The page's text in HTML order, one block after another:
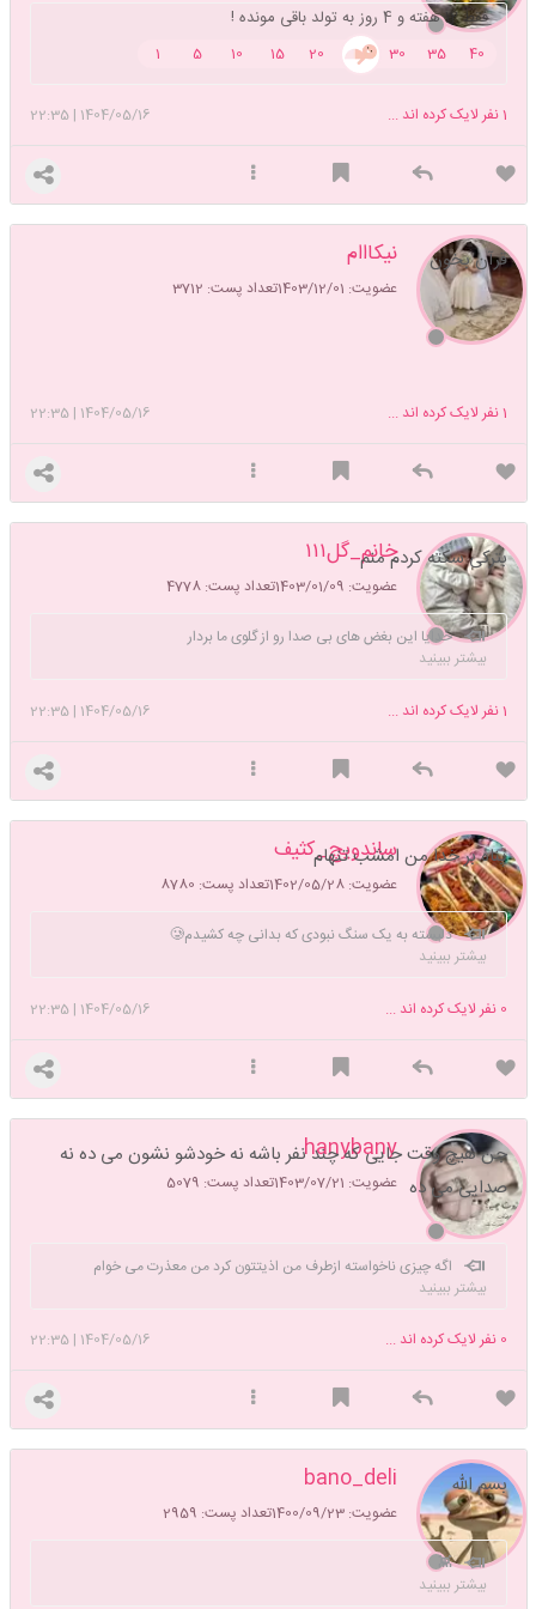
فقط 12 هفته و 4 روز به تولد باقی مونده !
1 5 10 15 20 25 30 35 40
1404/05/16
|
22:35 1نفر لایک کرده اند ...
نیکااام
عضویت: 1403/12/01 تعداد پست: 3712
قرآن بخون
1404/05/16
|
22:35 1نفر لایک کرده اند ...
خانم_گل۱۱۱
عضویت: 1403/01/09 تعداد پست: 4778
بترکی سکته کردم منم
خدایا این بغض های بی صدا رو از گلوی ما بردار
بیشتر ببینید
1404/05/16
|
22:35 1نفر لایک کرده اند ...
ساندویچ_کثیف
عضویت: 1402/05/28 تعداد پست: 8780
پناه بر خدا من امشب تنهام
دلبسته به یک سنگ نبودی که بدانی چه کشیدم🥲
بیشتر ببینید
1404/05/16
|
22:35 0 نفر لایک کرده اند ...
hanybany
عضویت: 1403/07/21 تعداد پست: 5079
جن هیچ وقت جایی که چند نفر باشه نه خودشو نشون می ده نه
صدایی می ده
اگه چیزی ناخواسته ازطرف من اذیتتون کرد من معذرت می خوام
بیشتر ببینید
1404/05/16
|
22:35 0 نفر لایک کرده اند ...
bano_deli
عضویت: 1400/09/23 تعداد پست: 2959
بسم الله
👾
بیشتر ببینید